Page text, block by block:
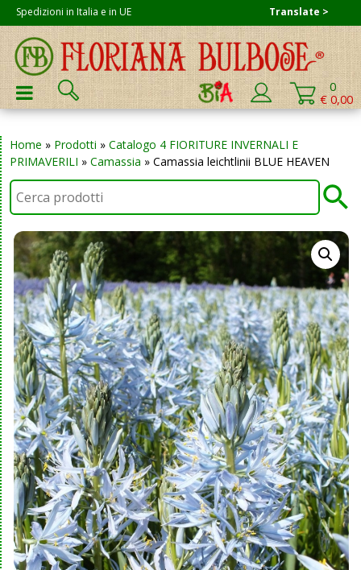
Skip
to
content
Spedizioni in Italia e in UE
Cerca:
0
€ 0,00
PRIMARY MENU
Home » Prodotti » Catalogo 4 FIORITURE INVERNALI E
PRIMAVERILI » Camassia » Camassia leichtlinii BLUE HEAVEN
Translate >